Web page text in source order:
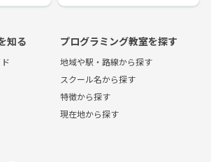
知る プログラミング教室を探す
地域や駅・路線から探す
スクール名から探す
特徴から探す
現在地から探す